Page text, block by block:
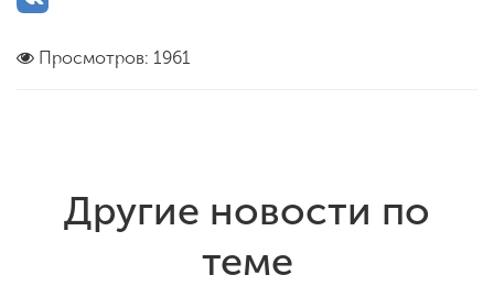
Просмотров: 1961
Другие новости по
теме